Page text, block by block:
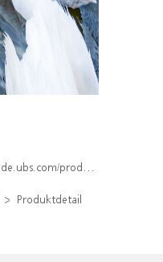
detail/index/isin/DE000WA7LKJ3
Produktdetail